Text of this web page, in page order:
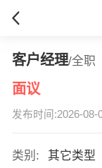
客户经理/全职
面议
发布时间:2026-08-
类别:
其它类型